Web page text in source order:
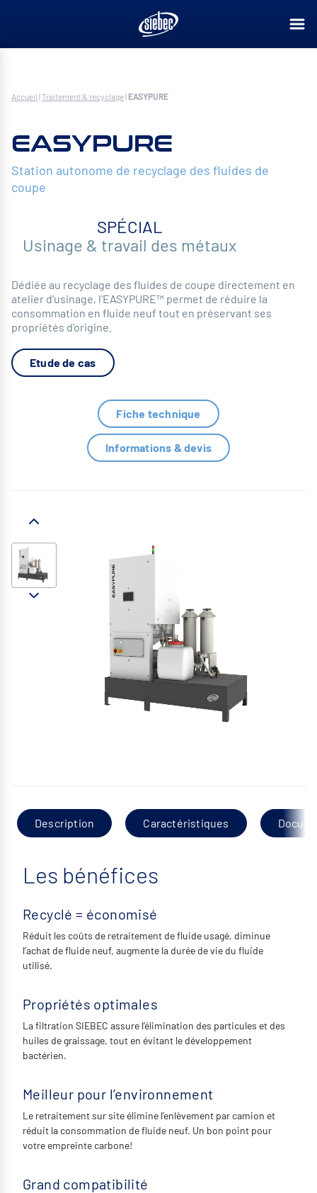
Accueil |Traitement & recyclage|EASYPURE
EASYPURE
Station autonome de recyclage des fluides de
coupe
SPÉCIAL
Usinage & travail des métaux
Dédiée au recyclage des fluides de coupe directement en
atelier d'usinage, l'EASYPURE™ permet de réduire la
consommation en fluide neuf tout en préservant ses
propriétés d'origine.
Etude de cas
Fiche technique
Informations & devis
Description Caractéristiques
Les bénéfices
Recyclé = économisé
Réduit les coûts de retraitement de fluide usagé, diminue
l’achat de fluide neuf, augmente la durée de vie du fluide
utilisé.
Propriétés optimales
La filtration SIEBEC assure l’élimination des particules et des
huiles de graissage, tout en évitant le développement
bactérien.
Meilleur pour l’environnement
Le retraitement sur site élimine l’enlèvement par camion et
réduit la consommation de fluide neuf. Un bon point pour
votre empreinte carbone!
Grand compatibilité